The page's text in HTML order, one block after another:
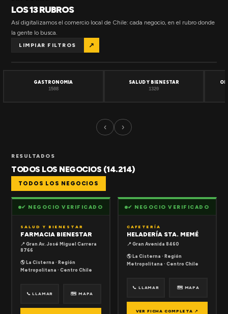
LOS 13 RUBROS
Así digitalizamos el comercio local de Chile: cada negocio, en el rubro donde
la gente lo busca.
LIMPIAR FILTROS ↗
GASTRONOMIA
1508
SALUD Y BIENESTAR
1320
‹ ›
RESULTADOS
TODOS LOS NEGOCIOS (14.214)
TODOS LOS NEGOCIOS
✔ NEGOCIO VERIFICADO
SALUD Y BIENESTAR
FARMACIA BIENESTAR
📍 Gran Av. José Miguel Carrera
8766
🌎 La Cisterna · Región
Metropolitana · Centro Chile
📞 LLAMAR 🗺 MAPA
✔ NEGOCIO VERIFICADO
CAFETERÍA
HELADERÍA STA. MEMÉ
📍 Gran Avenida 8460
🌎 La Cisterna · Región
Metropolitana · Centro Chile
📞 LLAMAR 🗺 MAPA
VER FICHA COMPLETA ↗